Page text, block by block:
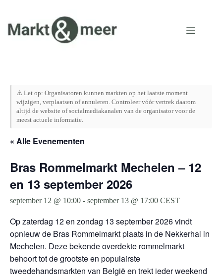
inhoud
⚠️ Let op: Organisatoren kunnen markten op het laatste moment
wijzigen, verplaatsen of annuleren. Controleer vóór vertrek daarom
altijd de website of socialmediakanalen van de organisator voor de
meest actuele informatie.
« Alle Evenementen
Bras Rommelmarkt Mechelen – 12
en 13 september 2026
september 12 @ 10:00 - september 13 @ 17:00 CEST
Op zaterdag 12 en zondag 13 september 2026 vindt
opnieuw de Bras Rommelmarkt plaats in de Nekkerhal in
Mechelen. Deze bekende overdekte rommelmarkt
behoort tot de grootste en populairste
tweedehandsmarkten van België en trekt ieder weekend